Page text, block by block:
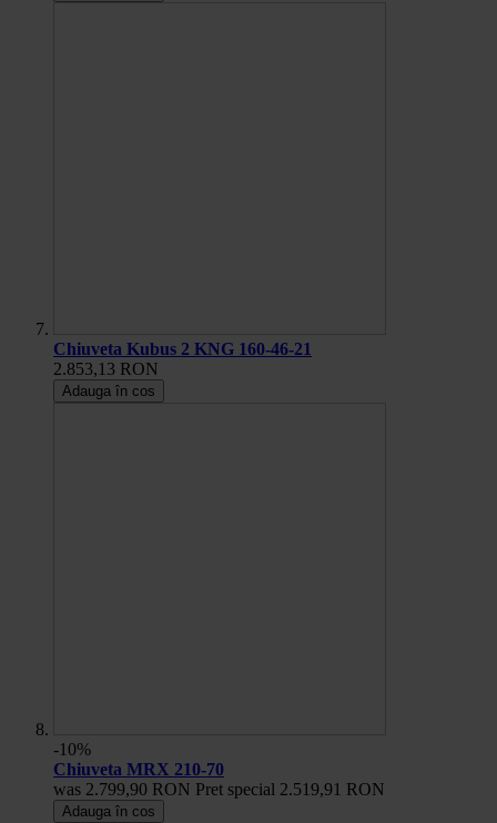
Chiuveta Kubus 2 KNG 160-46-21
2.853,13 RON
Adauga în cos
-10%
Chiuveta MRX 210-70
was 2.799,90 RON Pret special 2.519,91 RON
Adauga în cos